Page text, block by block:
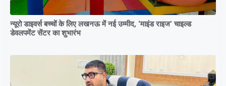
न्यूरो डाइवर्स बच्चों के लिए लखनऊ में नई उम्मीद, ‘माइंड राइज’ चाइल्ड
डेवलपमेंट सेंटर का शुभारंभ